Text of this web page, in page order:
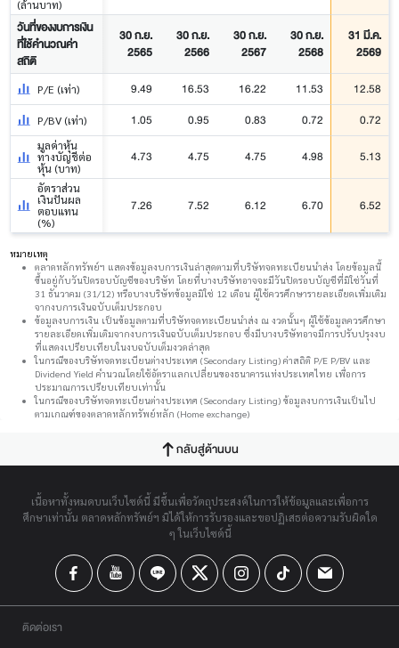
(ล้านบาท)
วันที่ของงบการเงิน
ที่ใช้คำนวณค่า
สถิติ
30 ก.ย.
2565
30 ก.ย.
2566
30 ก.ย.
2567
30 ก.ย.
2568
31 มี.ค.
2569
P/E (เท่า) 9.49 16.53 16.22 11.53 12.58
P/BV (เท่า) 1.05 0.95 0.83 0.72 0.72
มูลค่าหุ้น
ทางบัญชีต่อ
หุ้น (บาท)
4.73 4.75 4.75 4.98 5.13
อัตราส่วน
เงินปันผล
ตอบแทน
(%)
7.26 7.52 6.12 6.70 6.52
หมายเหตุ
ตลาดหลักทรัพย์ฯ แสดงข้อมูลงบการเงินล่าสุดตามที่บริษัทจดทะเบียนนำส่ง โดยข้อมูลนี้
ขึ้นอยู่กับวันปิดรอบบัญชีของบริษัท โดยที่บางบริษัทอาจจะมีวันปิดรอบบัญชีที่มิใช่วันที่
31 ธันวาคม (31/12) หรือบางบริษัทข้อมูลมิใช่ 12 เดือน ผู้ใช้ควรศึกษารายละเอียดเพิ่มเติม
จากงบการเงินฉบับเต็มประกอบ
ข้อมูลงบการเงิน เป็นข้อมูลตามที่บริษัทจดทะเบียนนำส่ง ณ งวดนั้นๆ ผู้ใช้ข้อมูลควรศึกษา
รายละเอียดเพิ่มเติมจากงบการเงินฉบับเต็มประกอบ ซึ่งมีบางบริษัทอาจมีการปรับปรุงงบ
ที่แสดงเปรียบเทียบในงบฉบับเต็มงวดล่าสุด
ในกรณีของบริษัทจดทะเบียนต่างประเทศ (Secondary Listing) ค่าสถิติ P/E P/BV และ
Dividend Yield คำนวณโดยใช้อัตราแลกเปลี่ยนของธนาคารแห่งประเทศไทย เพื่อการ
ประมาณการเปรียบเทียบเท่านั้น
ในกรณีของบริษัทจดทะเบียนต่างประเทศ (Secondary Listing) ข้อมูลงบการเงินเป็นไป
ตามเกณฑ์ของตลาดหลักทรัพย์หลัก (Home exchange)
กลับสู่ด้านบน
เนื้อหาทั้งหมดบนเว็บไซต์นี้ มีขึ้นเพื่อวัตถุประสงค์ในการให้ข้อมูลและเพื่อการ
ศึกษาเท่านั้น ตลาดหลักทรัพย์ฯ มิได้ให้การรับรองและขอปฏิเสธต่อความรับผิดใด
ๆ ในเว็บไซต์นี้
ติดต่อเรา